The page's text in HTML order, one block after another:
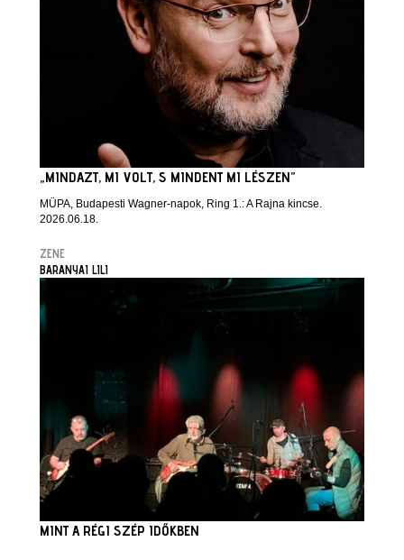
„MINDAZT, MI VOLT, S MINDENT MI LÉSZEN”
MÜPA, Budapesti Wagner-napok, Ring 1.: A Rajna kincse.
2026.06.18.
ZENE
BARANYAI LILI
MINT A RÉGI SZÉP IDŐKBEN